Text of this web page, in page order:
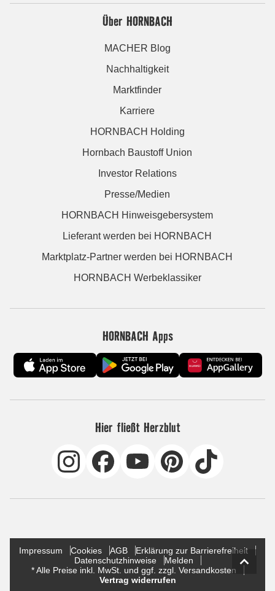
Über HORNBACH
MACHER Blog
Nachhaltigkeit
Marktfinder
Karriere
HORNBACH Holding
Hornbach Baustoff Union
Investor Relations
Presse/Medien
HORNBACH Hinweisgebersystem
Lieferant werden bei HORNBACH
Marktplatz-Partner werden bei HORNBACH
HORNBACH Werbeklassiker
HORNBACH Apps
Hier fließt Herzblut
Impressum Cookies AGB
Erklärung zur Barrierefreiheit
Datenschutzhinweise
Melden
* Alle Preise inkl. MwSt. und ggf. zzgl. Versandkosten
Vertrag widerrufen